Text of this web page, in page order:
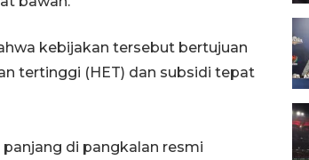
kebijakan tersebut bertujuan
tertinggi (HET) dan subsidi tepat
di pangkalan resmi